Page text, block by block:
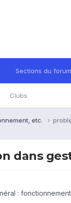
Sections du forum
Clubs
etc.
dans
: